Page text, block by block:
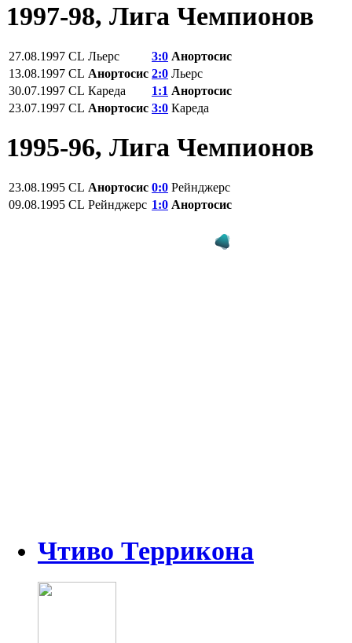
1997-98, Лига Чемпионов
27.08.1997 CL Льерс 3:0 Анортосис
13.08.1997 CL Анортосис 2:0 Льерс
30.07.1997 CL Кареда 1:1 Анортосис
23.07.1997 CL Анортосис 3:0 Кареда
1995-96, Лига Чемпионов
23.08.1995 CL Анортосис 0:0 Рейнджерс
09.08.1995 CL Рейнджерс 1:0 Анортосис
Чтиво Террикона